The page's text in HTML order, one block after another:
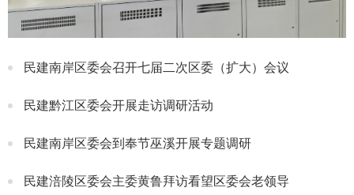
民建南岸区委会召开七届二次区委（扩大）会议
民建黔江区委会开展走访调研活动
民建南岸区委会到奉节巫溪开展专题调研
民建涪陵区委会主委黄鲁拜访看望区委会老领导